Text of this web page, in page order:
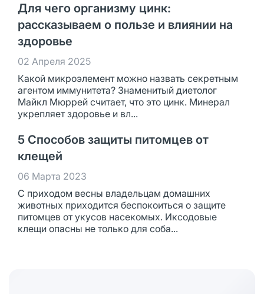
Для чего организму цинк:
рассказываем о пользе и влиянии на
здоровье
02 Апреля 2025
Какой микроэлемент можно назвать секретным
агентом иммунитета? Знаменитый диетолог
Майкл Мюррей считает, что это цинк. Минерал
укрепляет здоровье и вл...
5 Способов защиты питомцев от
клещей
06 Марта 2023
С приходом весны владельцам домашних
животных приходится беспокоиться о защите
питомцев от укусов насекомых. Иксодовые
клещи опасны не только для соба...